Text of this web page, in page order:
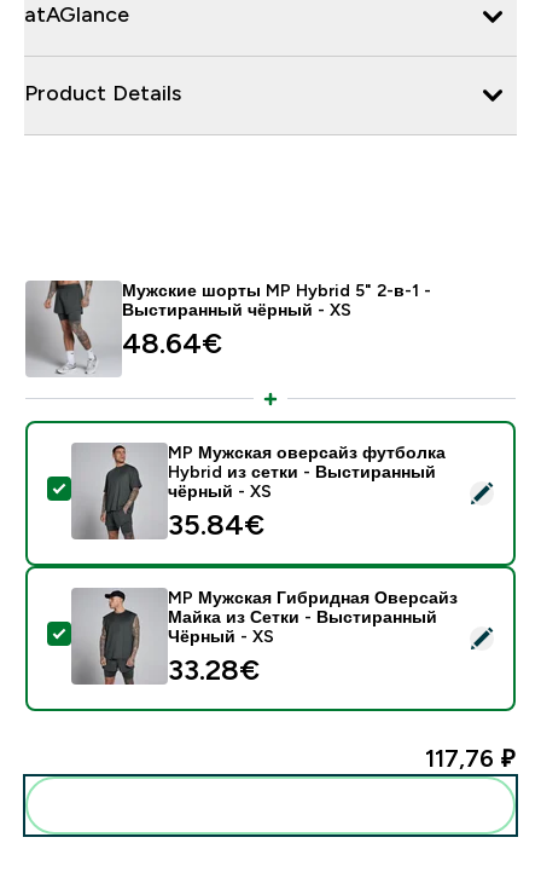
atAGlance
Product Details
Мужские шорты MP Hybrid 5" 2-в-1 -
Выстиранный чёрный - XS
48.64€‎
- MP Мужская оверсайз футболка Hybrid из сетки
MP Мужская оверсайз футболка
Hybrid из сетки - Выстиранный
чёрный - XS
35.84€‎
- MP Мужская Гибридная Оверсайз Майка из
MP Мужская Гибридная Оверсайз
Майка из Сетки - Выстиранный
Чёрный - XS
33.28€‎
117,76 ₽‎